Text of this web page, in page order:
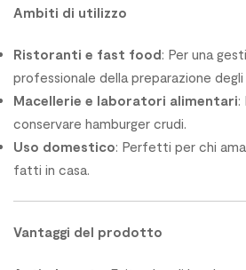
Ambiti di utilizzo
Ristoranti e fast food: Per una
professionale della preparazione degli
Macellerie e laboratori alimentari:
conservare hamburger crudi.
Uso domestico: Perfetti per chi
fatti in casa.
Vantaggi del prodotto